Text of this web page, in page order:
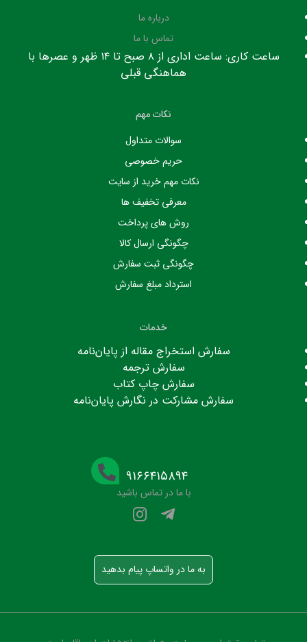
درباره ما
تماس با ما
ساعت کاری: ساعت اداری از ۸ صبح تا ۱۴ ظهر و عصرها با
هماهنگی قبلی
نکات مهم
سوالات متداول
حریم خصوصی
نکات مهم خرید از سایت
معرفی تخفیف ها
روش های پرداخت
چگونگی ارسال کالا
چگونگی ثبت سفارش
استرداد مبلغ سفارش
خدمات
سفارش استخراج مقاله از پایان‌نامه
سفارش ترجمه
سفارش چاپ کتاب
سفارش مشارکت در نگارش پایان‌نامه
۹۱۶۶۴۱۵۸۹۴
با ما در تماس باشید
به ما در واتساپ پیام بدهید